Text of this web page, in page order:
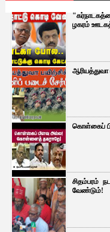
ழகரம்
ஆரியத்துவா
கொள்கைப்
சிதம்பரம்
வேண்டும்!